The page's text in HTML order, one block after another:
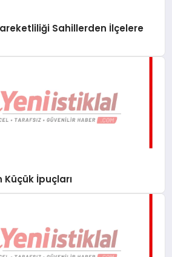
Sahillerden İlçelere
Küçük İpuçları